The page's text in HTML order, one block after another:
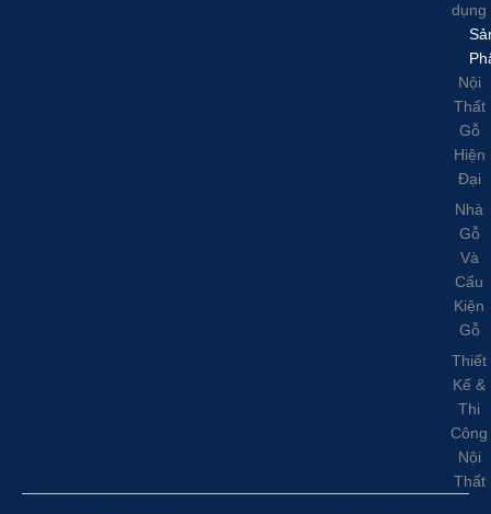
dụng
Nội
Thất
Gỗ
Hiện
Đại
Nhà
Gỗ
Và
Cấu
Kiện
Gỗ
Thiết
Kế &
Thi
Công
Nội
Thất